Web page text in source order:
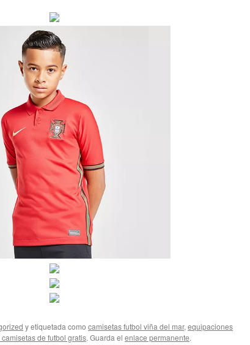
y etiquetada como camisetas futbol viña del mar, equipaciones
de futbol gratis. Guarda el enlace permanente.